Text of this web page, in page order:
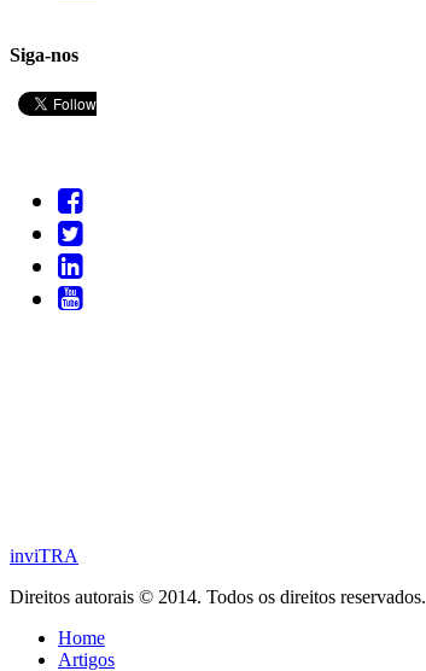
Siga-nos
inviTRA
Direitos autorais © 2014. Todos os direitos reservados.
Home
Artigos